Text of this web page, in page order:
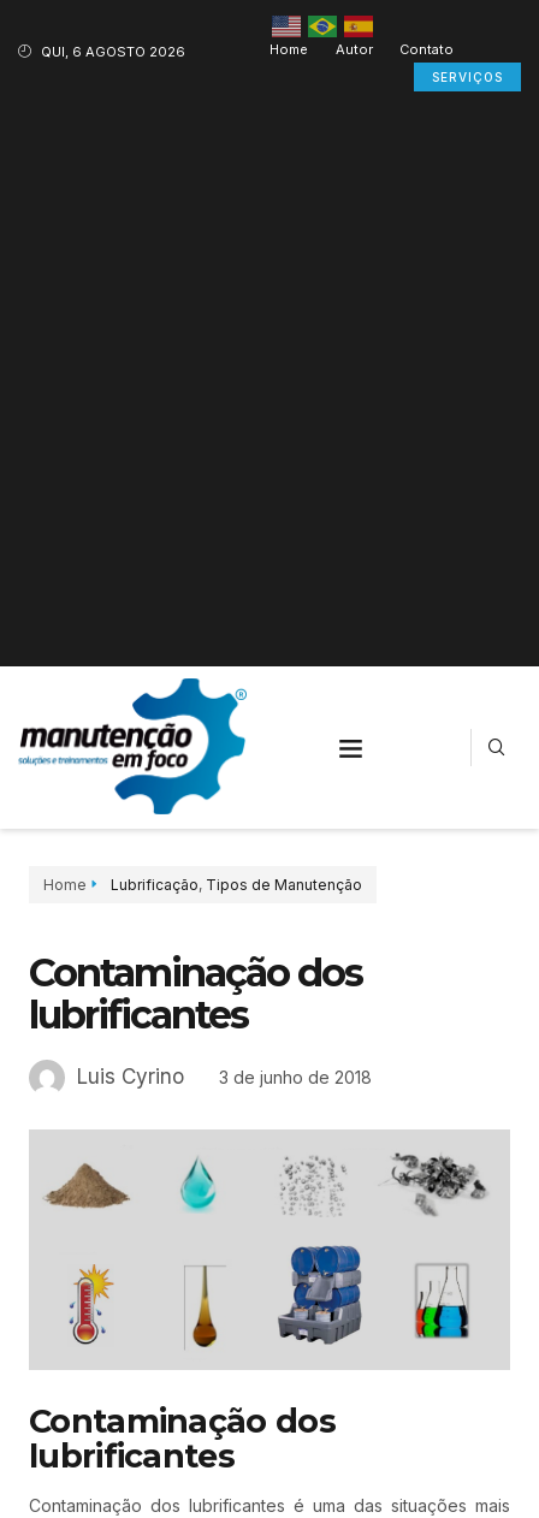
QUI, 6 AGOSTO 2026 Home Autor Contato
SERVIÇOS
Home Lubrificação, Tipos de Manutenção
Contaminação dos
lubrificantes
Luis Cyrino 3 de junho de 2018
Contaminação dos
lubrificantes
Contaminação dos lubrificantes é uma das situações mais